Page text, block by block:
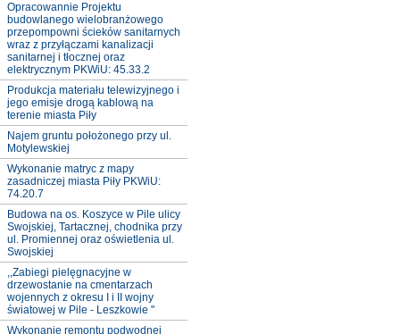
Opracowannie Projektu
budowlanego wielobranżowego
przepompowni ścieków sanitarnych
wraz z przyłączami kanalizacji
sanitarnej i tłocznej oraz
elektrycznym PKWiU: 45.33.2
Produkcja materiału telewizyjnego i
jego emisje drogą kablową na
terenie miasta Piły
Najem gruntu położonego przy ul.
Motylewskiej
Wykonanie matryc z mapy
zasadniczej miasta Piły PKWiU:
74.20.7
Budowa na os. Koszyce w Pile ulicy
Swojskiej, Tartacznej, chodnika przy
ul. Promiennej oraz oświetlenia ul.
Swojskiej
,,Zabiegi pielęgnacyjne w
drzewostanie na cmentarzach
wojennych z okresu I i II wojny
światowej w Pile - Leszkowie "
Wykonanie remontu podwodnej